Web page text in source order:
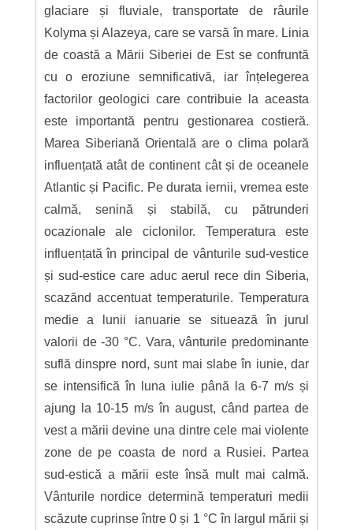
glaciare și fluviale, transportate de râurile
Kolyma și Alazeya, care se varsă în mare. Linia
de coastă a Mării Siberiei de Est se confruntă
cu o eroziune semnificativă, iar înțelegerea
factorilor geologici care contribuie la aceasta
este importantă pentru gestionarea costieră.
Marea Siberiană Orientală are o clima polară
influențată atât de continent cât și de oceanele
Atlantic și Pacific. Pe durata iernii, vremea este
calmă, senină și stabilă, cu pătrunderi
ocazionale ale ciclonilor. Temperatura este
influențată în principal de vânturile sud-vestice
și sud-estice care aduc aerul rece din Siberia,
scazănd accentuat temperaturile. Temperatura
medie a lunii ianuarie se situează în jurul
valorii de -30 °C. Vara, vânturile predominante
suflă dinspre nord, sunt mai slabe în iunie, dar
se intensifică în luna iulie până la 6-7 m/s și
ajung la 10-15 m/s în august, când partea de
vest a mării devine una dintre cele mai violente
zone de pe coasta de nord a Rusiei. Partea
sud-estică a mării este însă mult mai calmă.
Vânturile nordice determină temperaturi medii
scăzute cuprinse între 0 și 1 °C în largul mării și